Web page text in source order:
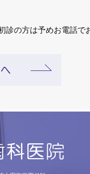
の方は予めお電話で